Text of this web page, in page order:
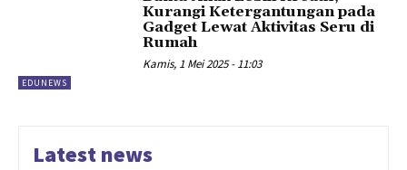
EDUNEWS
Kurangi Ketergantungan pada
Gadget Lewat Aktivitas Seru di
Rumah
Kamis, 1 Mei 2025 - 11:03
Latest news